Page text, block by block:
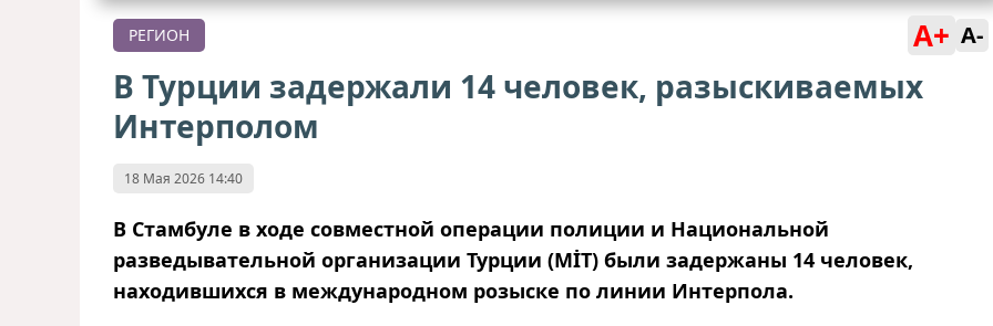
РЕГИОН A+ A-
В Турции задержали 14 человек, разыскиваемых
Интерполом
18 Мая 2026 14:40
В Стамбуле в ходе совместной операции полиции и Национальной
разведывательной организации Турции (MİT) были задержаны 14 человек,
находившихся в международном розыске по линии Интерпола.